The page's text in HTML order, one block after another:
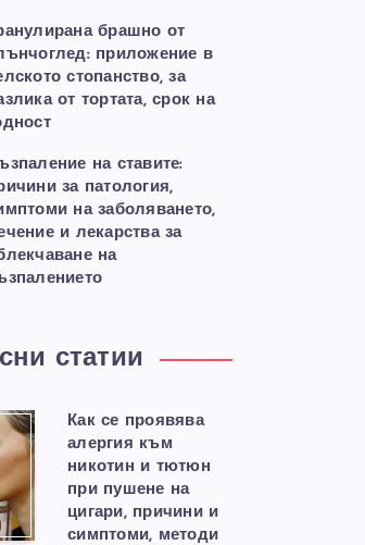
брашно от
приложение в
стопанство, за
от тортата, срок на
на ставите:
за патология,
на заболяването,
и лекарства за
на
статии
Как се проявява
алергия към
никотин и тютюн
при пушене на
цигари, причини и
симптоми, методи